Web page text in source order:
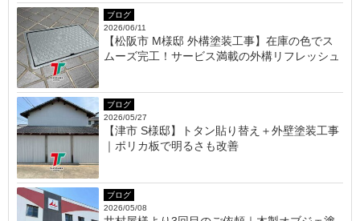
ブログ
2026/06/11
【松阪市 M様邸 外構塗装工事】在庫の色でス
ムーズ完工！サービス満載の外構リフレッシュ
ブログ
2026/05/27
【津市 S様邸】トタン貼り替え＋外壁塗装工事
｜ポリカ板で明るさも改善
ブログ
2026/05/08